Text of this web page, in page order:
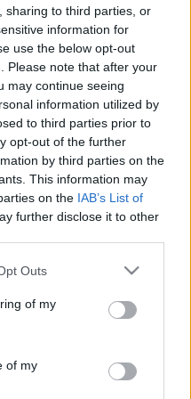
sharing to third parties, or
information for
use the below opt-out
Please note that after your
may continue seeing
information utilized by
to third parties prior to
opt-out of the further
by third parties on the
This information may
on the IAB’s List of
further disclose it to other
uses one or more Google
You may click to
its third-party tags to
purposes in below Google
Outs
of my
of my